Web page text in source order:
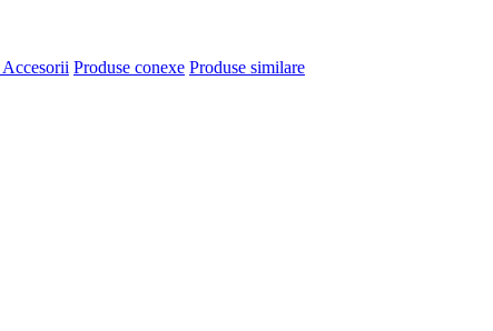
Accesorii Produse conexe Produse similare